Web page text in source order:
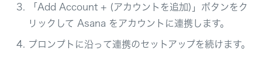
「Add Account + (アカウントを追加)」ボタンをク
リックして Asana をアカウントに連携します。
プロンプトに沿って連携のセットアップを続けます。